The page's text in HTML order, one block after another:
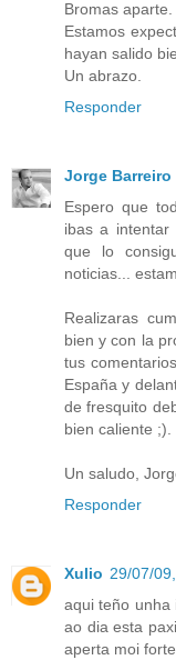
Bromas aparte.
Estamos
hayan salido
Un abrazo.
Responder
Jorge Barreiro
Espero que
ibas a intentar
que lo
noticias...
Realizaras
bien y con la
tus
España y
de fresquito
bien caliente ;).
Un saludo,
Responder
Xulio 29/07/
aqui teño unha
ao dia esta
aperta moi